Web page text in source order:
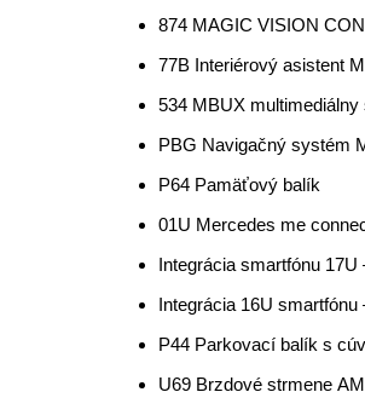
874 MAGIC VISION
77B Interiérový asistent
534 MBUX multimediálny
PBG Navigačný systém
P64 Pamäťový balík
01U Mercedes me
Integrácia smartfónu 17U
Integrácia 16U smartfónu
P44 Parkovací balík s
U69 Brzdové strmene